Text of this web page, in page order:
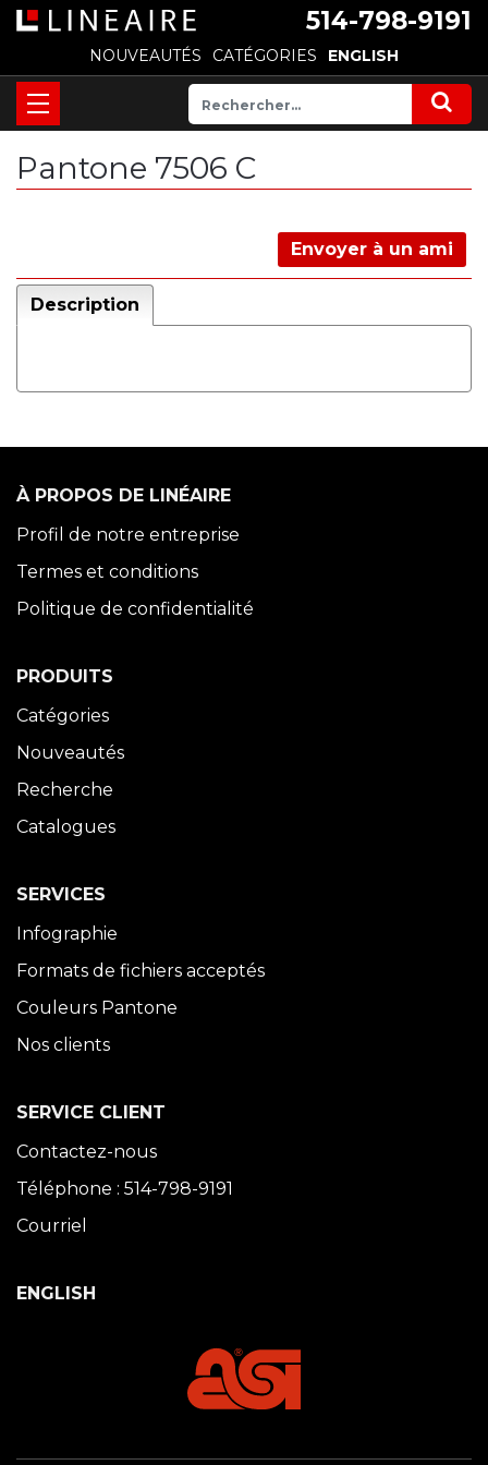
514-798-9191
NOUVEAUTÉS CATÉGORIES ENGLISH
Pantone 7506 C
Envoyer à un ami
Description
À PROPOS DE LINÉAIRE
Profil de notre entreprise
Termes et conditions
Politique de confidentialité
PRODUITS
Catégories
Nouveautés
Recherche
Catalogues
SERVICES
Infographie
Formats de fichiers acceptés
Couleurs Pantone
Nos clients
SERVICE CLIENT
Contactez-nous
Téléphone : 514-798-9191
Courriel
ENGLISH